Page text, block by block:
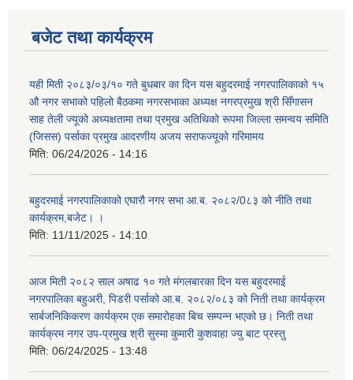
बजेट तथा कार्यक्रम
यही मिती २०८३/०३/१० गते बुधबार का दिन यस बहुदरमाई नगरपालिकाको १५
औ नगर सभाको पहिलो बैठकमा नगरसभाका अध्यक्ष नगरप्रमुख श्री सिँगासन
साह तेली ज्यूको अध्यक्षतामा तथा प्रमुख अतिथिको रूपमा जिल्ला समन्वय समिति
(जिसस) पर्साका प्रमुख आदरणीय अजय सराफज्यूको गरिमामय
मिति: 06/24/2026 - 14:16
बहुदरमाई नगरपालिकाको एघारौ नगर सभा आ.ब. २०८२/0८३ को नीति तथा
कार्यक्रम,बजेट। ।
मिति: 11/11/2025 - 14:10
आज मिती २०८२ साल अषाढ १० गते मंगलबारका दिन यस बहुदरमाई
नगरपालिका बहुअरी, पिडरी पर्साको आ.ब. २०८२/०८३ को निती तथा कार्यक्रम
सार्बजनिकिकरण कार्यक्रम एक समारोहका बिच सम्पन्न भएको छ। निती तथा
कार्यक्रम नगर उप-प्रमुख श्री सुस्मा कुमारी कुशवाहा ज्यु बाट प्रस्तु
मिति: 06/24/2025 - 13:48